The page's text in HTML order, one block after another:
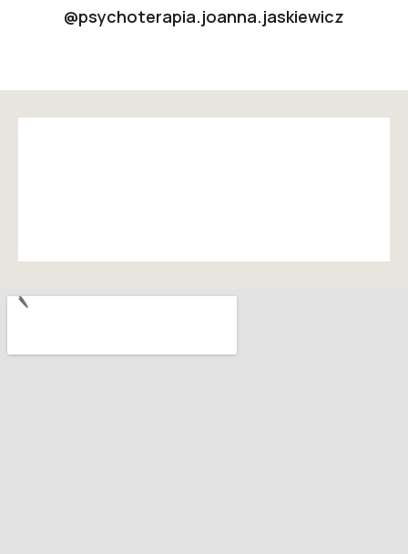
@psychoterapia.joanna.jaskiewicz